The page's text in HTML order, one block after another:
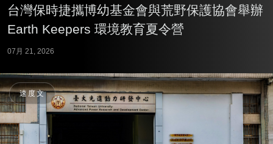
台灣保時捷攜博幼基金會與荒野保護協會舉辦
Earth Keepers 環境教育夏令營
07月 21, 2026
速度文